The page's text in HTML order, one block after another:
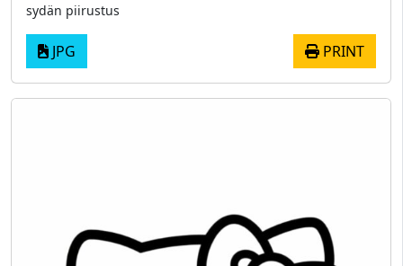
sydän piirustus
JPG PRINT